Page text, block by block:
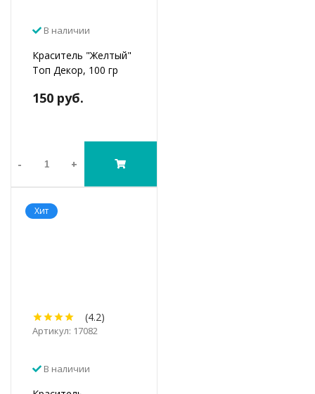
В наличии
Краситель "Желтый"
Топ Декор, 100 гр
150 руб.
- +
Хит
(4.2)
Артикул: 17082
В наличии